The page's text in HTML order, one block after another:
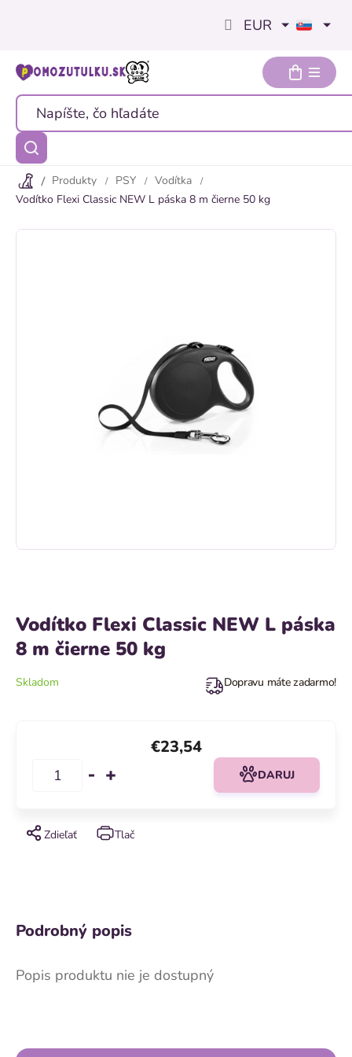
EUR
Produkty PSY
Vodítka
Vodítko Flexi Classic NEW L páska 8 m čierne 50 kg
Vodítko Flexi Classic NEW L páska
8 m čierne 50 kg
Tlač
Zdieľať
Skladom Dopravu máte zadarmo!
€23,54
DARUJ
Podrobný popis
Popis produktu nie je dostupný